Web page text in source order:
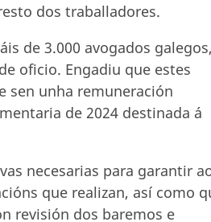
dos traballadores.
de 3.000 avogados galegos,
oficio. Engadiu que estes
sen unha remuneración
de 2024 destinada á
necesarias para garantir
que realizan, así como
revisión dos baremos e